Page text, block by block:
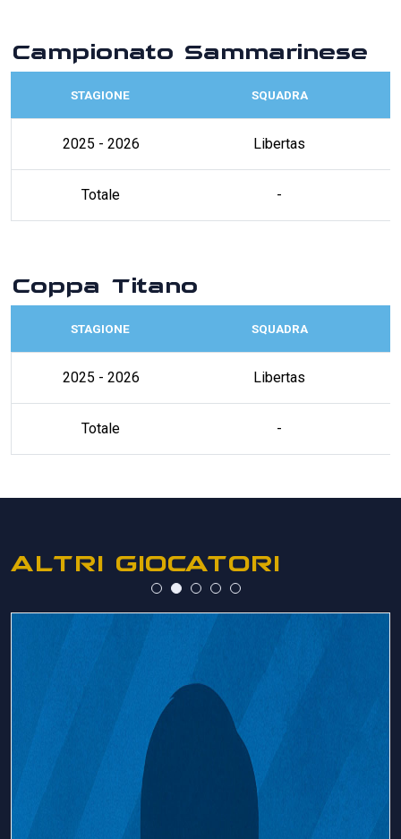
Campionato Sammarinese
STAGIONE SQUADRA
2025 - 2026 Libertas
Totale -
Coppa Titano
STAGIONE SQUADRA
2025 - 2026 Libertas
Totale -
ALTRI GIOCATORI